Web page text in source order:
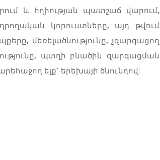
և հղիության պատշաճ վարում,
կորուստները, այդ թվում
մեռելածնությունը, չզարգացող
պտղի բնածին զարգացման
ելք` երեխայի ծնունդով: